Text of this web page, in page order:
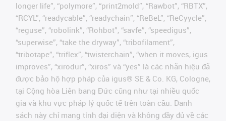
longer life”, “polymore”, “print2mold”, “Rawbot”, “RBTX”,
“RCYL”, “readycable”, “readychain”, “ReBeL”, “ReCyycle”,
“reguse”, “robolink”, “Rohbot”, “savfe”, “speedigus”,
“superwise”, “take the dryway”, “tribofilament”,
“tribotape”, “triflex”, “twisterchain”, “when it moves, igus
improves”, “xirodur”, “xiros” và “yes” là các nhãn hiệu đã
được bảo hộ hợp pháp của igus® SE & Co. KG, Cologne,
tại Cộng hòa Liên bang Đức cũng như tại nhiều quốc
gia và khu vực pháp lý quốc tế trên toàn cầu. Danh
sách này chỉ mang tính đại diện và không đầy đủ về các